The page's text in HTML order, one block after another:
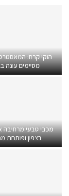
הוקי קרח:
מסיימים עונה
מכבי טבעי מרחיבה
בצפון ופותחת